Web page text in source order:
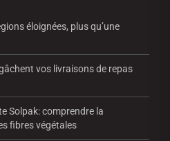
éloignées, plus qu’une
vos livraisons de repas
Solpak: comprendre la
fibres végétales